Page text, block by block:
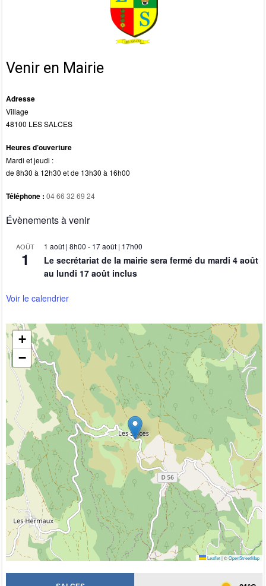
k
Venir en Mairie
Adresse
Village
48100 LES SALCES
Heures d’ouverture
Mardi et jeudi :
de 8h30 à 12h30 et de 13h30 à 16h00
Téléphone : 04 66 32 69 24
Évènements à venir
AOÛT
1
1 août | 8h00 - 17 août | 17h00
Le secrétariat de la mairie sera fermé du mardi 4 août
au lundi 17 août inclus
Voir le calendrier
+
−
Leaflet |©OpenStreetMap